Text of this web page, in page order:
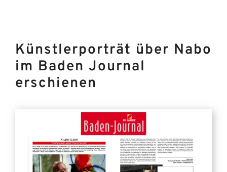
Künstlerporträt über Nabo
im Baden Journal
erschienen